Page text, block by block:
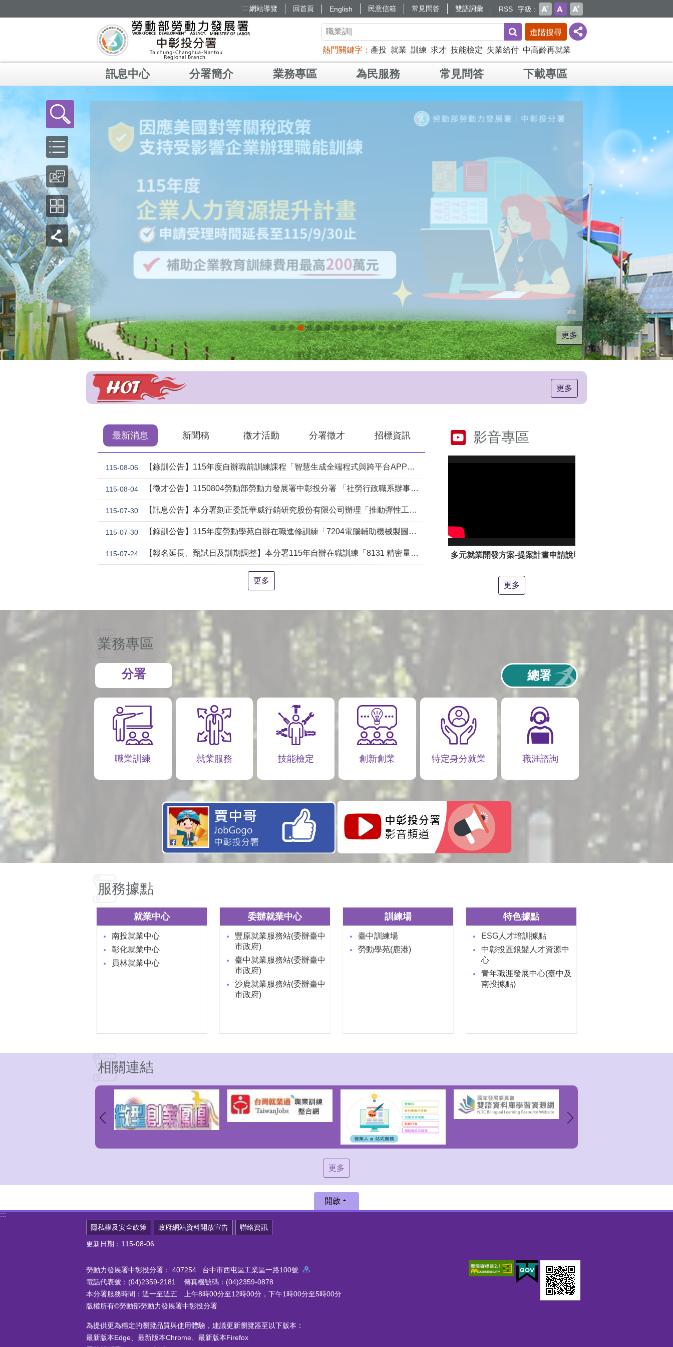
::: 網站導覽 回首頁 English 民意信箱 常見問答 雙語詞彙 RSS 字級
進階搜尋
熱門關鍵字 產投 就業 訓練 求才 技能檢定 失業給付 中高齡再就業
訊息中心 分署簡介 業務專區 為民服務 常見問答 下載專區
:::
更多
更多
最新消息 新聞稿 徵才活動 分署徵才 招標資訊
115-08-06 【錄訓公告】115年度自辦職前訓練課程「智慧生成全端程式與跨平台APP整合實務班第2期(臺中)」甄試錄取名單公告。
115-08-04 【徵才公告】1150804勞動部勞動力發展署中彰投分署 「社勞行政職系辦事員」職缺1名公開徵才
115-07-30 【訊息公告】本分署刻正委託華威行銷研究股份有限公司辦理「推動彈性工作對促進中高齡就業及職場適應之探討」問卷調查
115-07-30 【錄訓公告】115年度勞動學苑自辦在職進修訓練「7204電腦輔助機械製圖進階班(SolidWorks)」、「7205 手機拍片短影音行銷班」甄試錄取名單公告(詳如附件)
115-07-24 【報名延長、甄試日及訓期調整】本分署115年自辦在職訓練「8131 精密量測進階_三次元掃描量測CAD輔助編程&影像量測儀結合接觸式測頭實務班」延長招生、調整甄試日期及訓練期程公告。
更多
影音專區
多元就業開發方案-提案計畫申請說明影片
更多
業務專區
分署 總署
職業訓練 就業服務 技能檢定 創新創業 特定身分就業 職涯諮詢
服務據點
就業中心
南投就業中心
彰化就業中心
員林就業中心
委辦就業中心
豐原就業服務站(委辦臺中
市政府)
臺中就業服務站(委辦臺中
市政府)
沙鹿就業服務站(委辦臺中
市政府)
訓練場
臺中訓練場
勞動學苑(鹿港)
特色據點
ESG人才培訓據點
中彰投區銀髮人才資源中
心
青年職涯發展中心(臺中及
南投據點)
相關連結
更多
:::
開啟
隱私權及安全政策 政府網站資料開放宣告 聯絡資訊
更新日期：115-08-06
勞動力發展署中彰投分署： 407254 台中市西屯區工業區一路100號
電話代表號：(04)2359-2181 傳真機號碼：(04)2359-0878
本分署服務時間：週一至週五 上午8時00分至12時00分，下午1時00分至5時00分
版權所有©勞動部勞動力發展署中彰投分署
為提供更為穩定的瀏覽品質與使用體驗，建議更新瀏覽器至以下版本：
最新版本Edge、最新版本Chrome、最新版本Firefox